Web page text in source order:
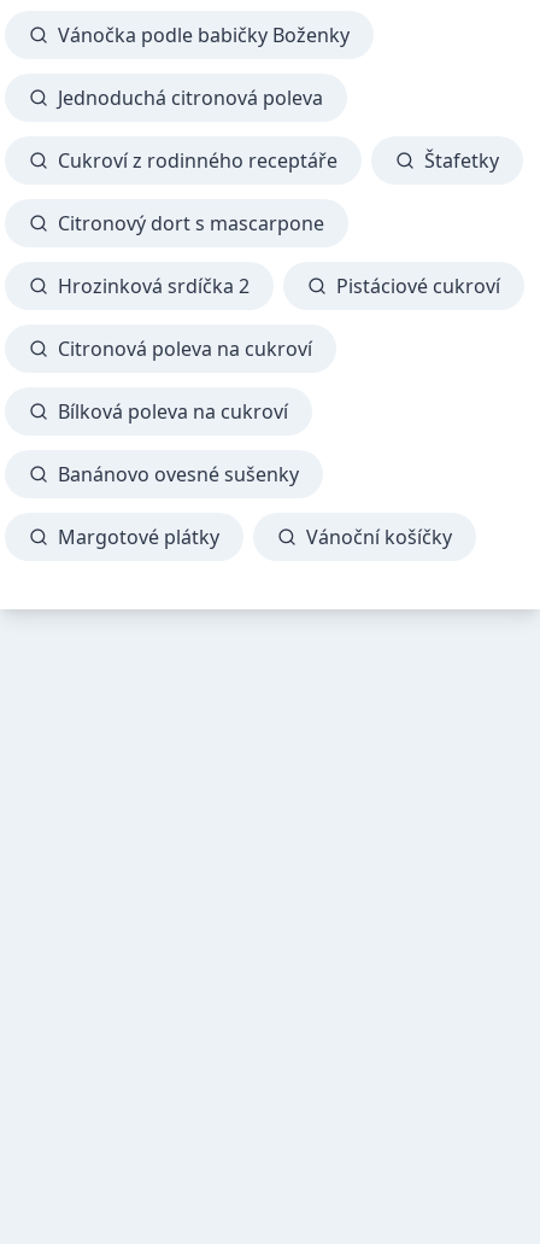
Vánočka podle babičky Boženky
Jednoduchá citronová poleva
Cukroví z rodinného receptáře Štafetky
Citronový dort s mascarpone
Hrozinková srdíčka 2 Pistáciové cukroví
Citronová poleva na cukroví
Bílková poleva na cukroví
Banánovo ovesné sušenky
Margotové plátky Vánoční košíčky